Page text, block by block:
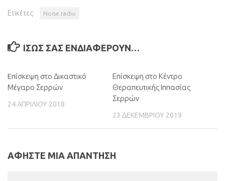
Ετικέτες: Noise radio
ΊΣΩΣ ΣΑΣ ΕΝΔΙΑΦΈΡΟΥΝ…
Eπίσκεψη στο Δικαστικό
Μέγαρο Σερρών
24 ΑΠΡΙΛΊΟΥ 2018
Επίσκεψη στο Κέντρο
Θεραπευτικής Ιππασίας
Σερρών
23 ΔΕΚΕΜΒΡΊΟΥ 2019
ΑΦΉΣΤΕ ΜΙΑ ΑΠΆΝΤΗΣΗ